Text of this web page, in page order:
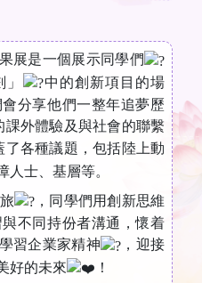
展是一個展示同學們
中的創新項目的場
分享他們一整年追夢歷
課外體驗及與社會的聯繫
了各種議題，包括陸上動
人士、基層等。
，同學們用創新思維
不同持份者溝通，懷着
習企業家精神
，迎接
好的未來
！